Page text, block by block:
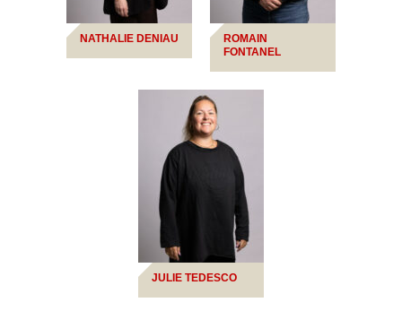
NATHALIE DENIAU
ROMAIN
FONTANEL
JULIE TEDESCO